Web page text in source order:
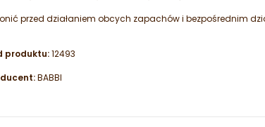
przed działaniem obcych zapachów i bezpośrednim
produktu:12493
BABBI